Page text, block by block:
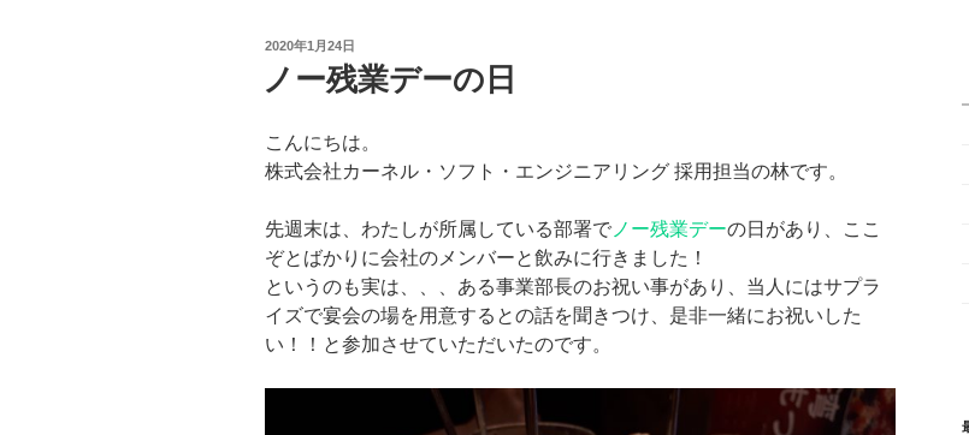
投
日:
2020年1月24日
ノー残業デーの日
こんにちは。
株式会社カーネル・ソフト・エンジニアリング 採用担当の林です。
先週末は、わたしが所属している部署で ノー残業デーの日があり、ここ
ぞとばかりに会社のメンバーと飲みに行きました！
というのも実は、、、ある事業部長のお祝い事があり、当人にはサプラ
イズで宴会の場を用意するとの話を聞きつけ、是非一緒にお祝いした
い！！と参加させていただいたのです。